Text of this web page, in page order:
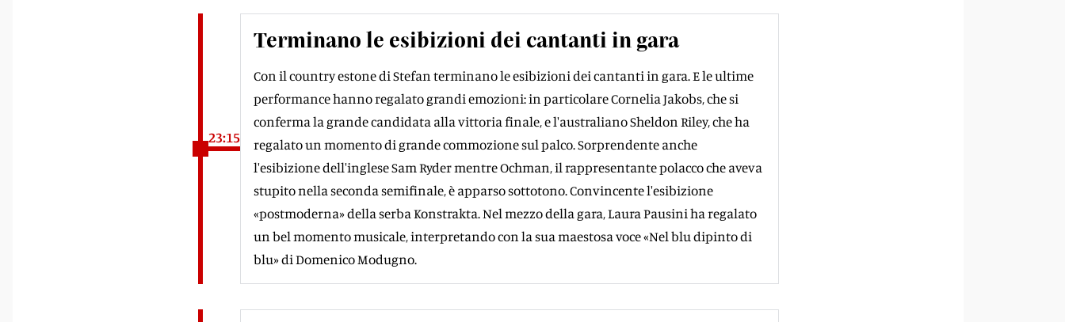
23:15
Terminano le esibizioni dei cantanti in gara
Con il country estone di Stefan terminano le esibizioni dei cantanti in gara. E le ultime
performance hanno regalato grandi emozioni: in particolare Cornelia Jakobs, che si
conferma la grande candidata alla vittoria finale, e l'australiano Sheldon Riley, che ha
regalato un momento di grande commozione sul palco. Sorprendente anche
l'esibizione dell'inglese Sam Ryder mentre Ochman, il rappresentante polacco che aveva
stupito nella seconda semifinale, è apparso sottotono. Convincente l'esibizione
«postmoderna» della serba Konstrakta. Nel mezzo della gara, Laura Pausini ha regalato
un bel momento musicale, interpretando con la sua maestosa voce «Nel blu dipinto di
blu» di Domenico Modugno.